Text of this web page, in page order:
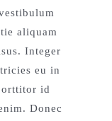
aliquam
Integer
eu in
id
Donec